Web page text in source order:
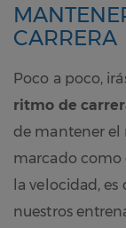
CARRERA
Poco a poco,
ritmo de
de mantener el
marcado como
la velocidad,
nuestros